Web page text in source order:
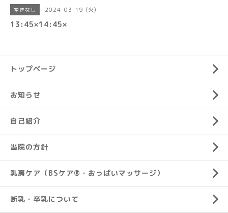
空きなし 2024-03-19 (火)
13:45×14:45×
トップページ
お知らせ
自己紹介
当院の方針
乳房ケア（BSケア®︎・おっぱいマッサージ）
断乳・卒乳について